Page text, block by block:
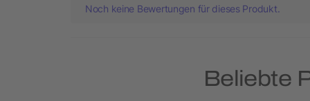
Noch keine Bewertungen für dieses Produkt.
Beliebte